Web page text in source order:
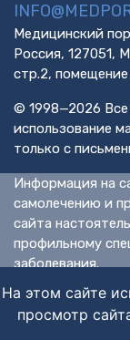
Медицинский
Россия, 127051,
стр.2, помещение
© 1998—2026
использование
только с
Информация на
самолечению и
сайта
профильному
заболевания.
ИМЕЮТСЯ
КОНСУЛЬТАЦИЯ
На этом сайте
просмотр